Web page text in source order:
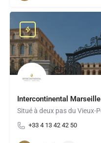
Intercontinental Marseille
+33 4 13 42 42 50